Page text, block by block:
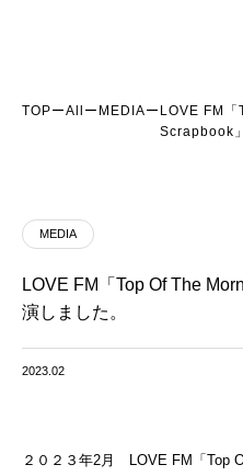
TOPーAll ー MEDIAー LOVE FM
Scrapbook
MEDIA
LOVE FM「Top Of The
演しました。
2023.02
２０２３年2月 LOVE FM「Top